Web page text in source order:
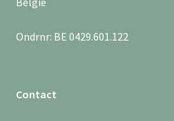
Ondrnr: BE 0429.601.122
Contact